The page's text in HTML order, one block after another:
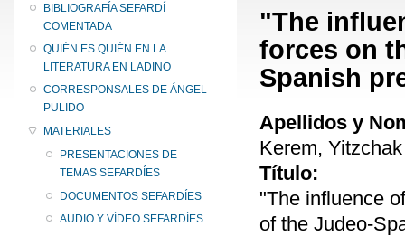
BIBLIOGRAFÍA SEFARDÍ
COMENTADA
QUIÉN ES QUIÉN EN LA
LITERATURA EN LADINO
CORRESPONSALES DE ÁNGEL
PULIDO
MATERIALES
PRESENTACIONES DE
TEMAS SEFARDÍES
DOCUMENTOS SEFARDÍES
AUDIO Y VÍDEO SEFARDÍES
"The
forces on
Spanish
Apellidos y
Kerem, Yitzchak
Título:
"The influence
of the Judeo-